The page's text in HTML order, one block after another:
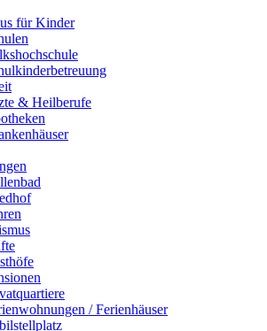
für Kinder
& Heilberufe
/ Ferienhäuser